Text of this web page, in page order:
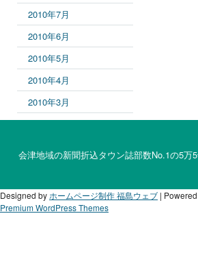
2010年7月
2010年6月
2010年5月
2010年4月
2010年3月
会津地域の新聞折込タウン誌部数No.1の5
Designed by ホームページ制作 福島ウェブ |
Premium WordPress Themes